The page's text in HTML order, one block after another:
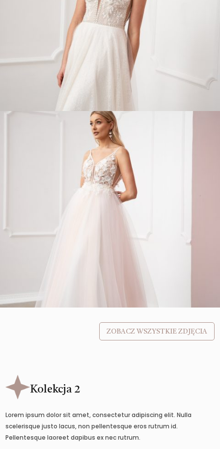
ZOBACZ WSZYSTKIE ZDJĘCIA
Kolekcja 2
Lorem ipsum dolor sit amet, consectetur adipiscing elit. Nulla
scelerisque justo lacus, non pellentesque eros rutrum id.
Pellentesque laoreet dapibus ex nec rutrum.